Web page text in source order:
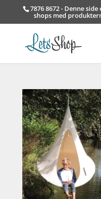
7876 8672 - Denne
shops med